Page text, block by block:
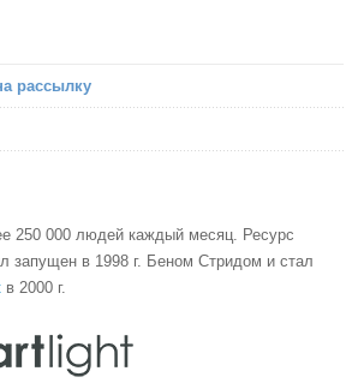
рассылку
250 000 людей каждый месяц. Ресурс
запущен в 1998 г. Беном Стридом и стал
в 2000 г.